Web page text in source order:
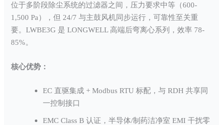
位于多阶段除尘系统的过滤器之间，压力要求中等（600-
1,500 Pa），但 24/7 与主鼓风机同步运行，可靠性至关重
要。LWBE3G 是 LONGWELL 高端后弯离心系列，效率 78-
85%。
核心优势：
EC 直驱集成 + Modbus RTU 标配，与 RDH 共享同
一控制接口
EMC Class B 认证，半导体/制药洁净室 EMI 干扰零